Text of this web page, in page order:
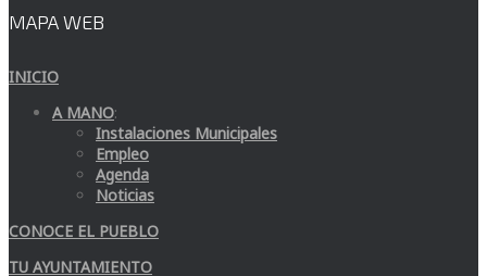
MAPA WEB
INICIO
A MANO:
Instalaciones Municipales
Empleo
Agenda
Noticias
CONOCE EL PUEBLO
TU AYUNTAMIENTO